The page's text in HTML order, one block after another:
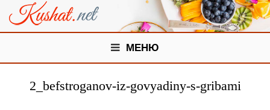
МЕНЮ
2_befstroganov-iz-govyadiny-s-gribami